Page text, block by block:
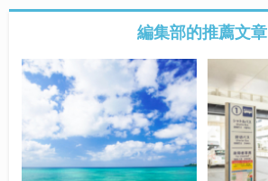
編集部的推薦文章